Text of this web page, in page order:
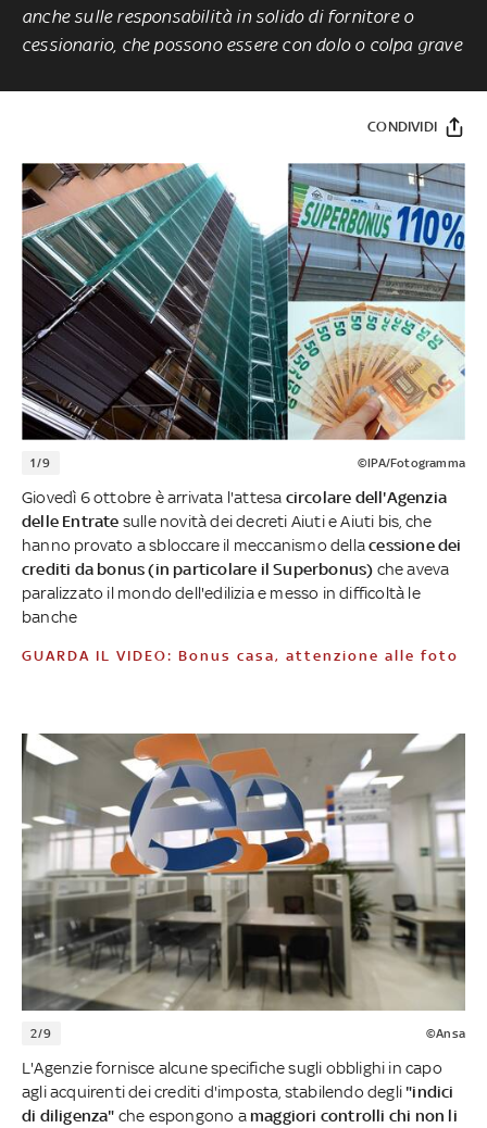
anche sulle responsabilità in solido di fornitore o
cessionario, che possono essere con dolo o colpa grave
CONDIVIDI
1/9 ©IPA/Fotogramma
Giovedì 6 ottobre è arrivata l'attesa circolare dell'Agenzia
delle Entrate sulle novità dei decreti Aiuti e Aiuti bis, che
hanno provato a sbloccare il meccanismo dellacessione dei
crediti da bonus (in particolare il Superbonus) che aveva
paralizzato il mondo dell'edilizia e messo in difficoltà le
banche
GUARDA IL VIDEO: Bonus casa, attenzione alle foto
2/9 ©Ansa
L'Agenzie fornisce alcune specifiche sugli obblighi in capo
agli acquirenti dei crediti d'imposta, stabilendo degli "indici
di diligenza" che espongono a maggiori controlli chi non li